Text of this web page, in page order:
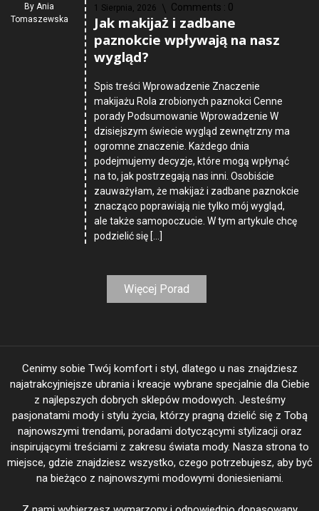
By Ania
Tomaszewska
1 Sierpnia, 2026 Comments : 0
Jak makijaż i zadbane
paznokcie wpływają na nasz
wygląd?
Spis treści Wprowadzenie Znaczenie
makijażu Rola zrobionych paznokci Cenne
porady Podsumowanie Wprowadzenie W
dzisiejszym świecie wygląd zewnętrzny ma
ogromne znaczenie. Każdego dnia
podejmujemy decyzje, które mogą wpłynąć
na to, jak postrzegają nas inni. Osobiście
zauważyłam, że makijaż i zadbane paznokcie
znacząco poprawiają nie tylko mój wygląd,
ale także samopoczucie. W tym artykule chcę
podzielić się […]
Więcej Porad
Cenimy sobie Twój komfort i styl, dlatego u nas znajdziesz
najatrakcyjniejsze ubrania i kreacje wybrane specjalnie dla Ciebie
z najlepszych dobrych sklepów modowych. Jesteśmy
pasjonatami mody i stylu życia, którzy pragną dzielić się z Tobą
najnowszymi trendami, poradami dotyczącymi stylizacji oraz
inspirującymi treściami z zakresu świata mody. Nasza strona to
miejsce, gdzie znajdziesz wszystko, czego potrzebujesz, aby być
na bieżąco z najnowszymi modowymi doniesieniami.